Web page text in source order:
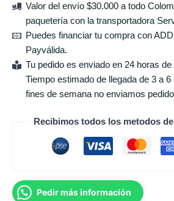
Valor del envío $30.000 a todo
paquetería con la transportadora
Puedes financiar tu compra con
Payválida.
Tu pedido es enviado en 24 horas
Tiempo estimado de llegada de 3 a
fines de semana no enviamos
Recibimos todos los metodos
Pedir más información